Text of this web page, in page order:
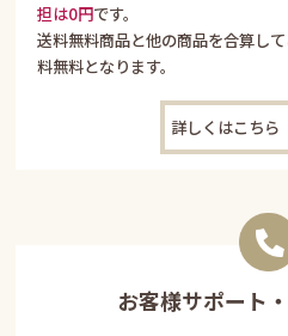
担は0円です。
送料無料商品と他の商品を合算し
料無料となります。
詳しくはこちら
お客様サポート